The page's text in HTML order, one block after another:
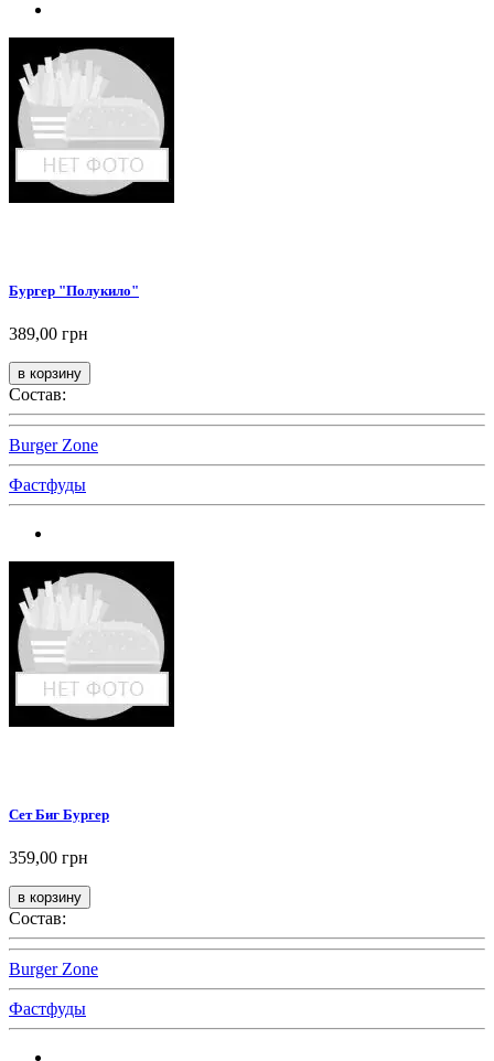
Бургер "Полукило"
389,00 грн
Состав:
Burger Zone
Фастфуды
Сет Биг Бургер
359,00 грн
Состав:
Burger Zone
Фастфуды